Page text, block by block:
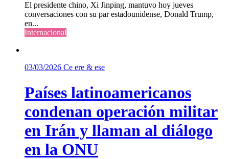
El presidente chino, Xi Jinping, mantuvo hoy jueves
conversaciones con su par estadounidense, Donald Trump,
en...
Internacional
03/03/2026 Ce ere & ese
Países latinoamericanos
condenan operación militar
en Irán y llaman al diálogo
en la ONU